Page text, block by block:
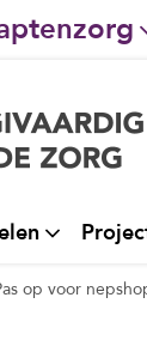
&
op voor